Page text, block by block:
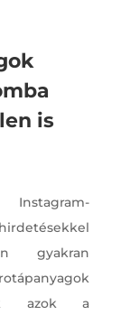
is
Instagram-
gyakran
azok a